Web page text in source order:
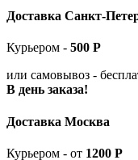
Доставка Санкт-
Курьером - 500 Р
или самовывоз -
В день заказа!
Доставка Москва
Курьером - от 1200 Р